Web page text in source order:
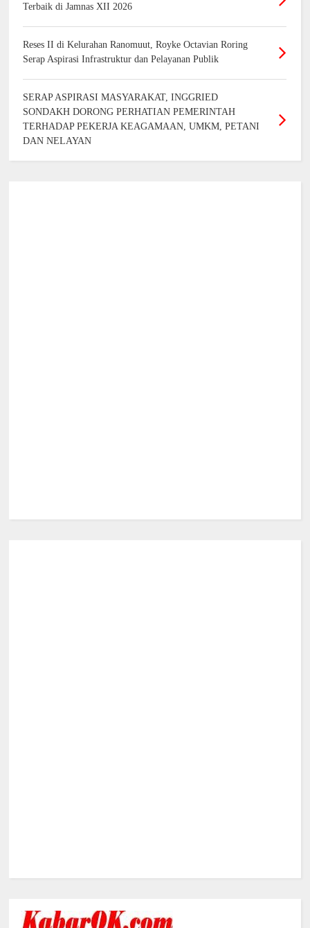
Terbaik di Jamnas XII 2026
Reses II di Kelurahan Ranomuut, Royke Octavian Roring
Serap Aspirasi Infrastruktur dan Pelayanan Publik
SERAP ASPIRASI MASYARAKAT, INGGRIED
SONDAKH DORONG PERHATIAN PEMERINTAH
TERHADAP PEKERJA KEAGAMAAN, UMKM, PETANI
DAN NELAYAN